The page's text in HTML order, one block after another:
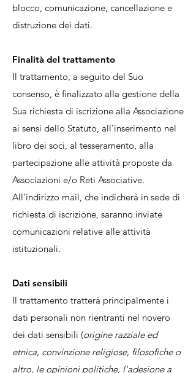
blocco, comunicazione, cancellazione e
distruzione dei dati.
Finalità del trattamento
Il trattamento, a seguito del Suo
consenso, è finalizzato alla gestione della
Sua richiesta di iscrizione alla Associazione
ai sensi dello Statuto, all'inserimento nel
libro dei soci, al tesseramento, alla
partecipazione alle attività proposte da
Associazioni e/o Reti Associative.
All’indirizzo mail, che indicherà in sede di
richiesta di iscrizione, saranno inviate
comunicazioni relative alle attività
istituzionali.
Dati sensibili
Il trattamento tratterà principalmente i
dati personali non rientranti nel novero
dei dati sensibili (origine razziale ed
etnica, convinzione religiose, filosofiche o
altro, le opinioni politiche, l'adesione a